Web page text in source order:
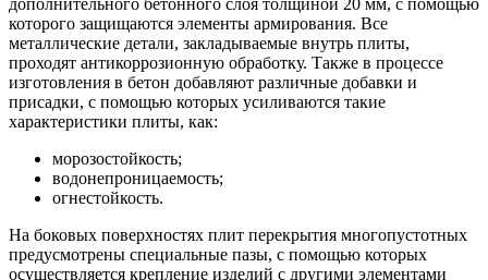
которого защищаются элементы армирования. Все
металлические детали, закладываемые внутрь плиты,
проходят антикоррозионную обработку. Также в процессе
изготовления в бетон добавляют различные добавки и
присадки, с помощью которых усиливаются такие
характеристики плиты, как:
морозостойкость;
водонепроницаемость;
огнестойкость.
На боковых поверхностях плит перекрытия многопустотных
предусмотрены специальные пазы, с помощью которых
осуществляется крепление изделий с другими элементами